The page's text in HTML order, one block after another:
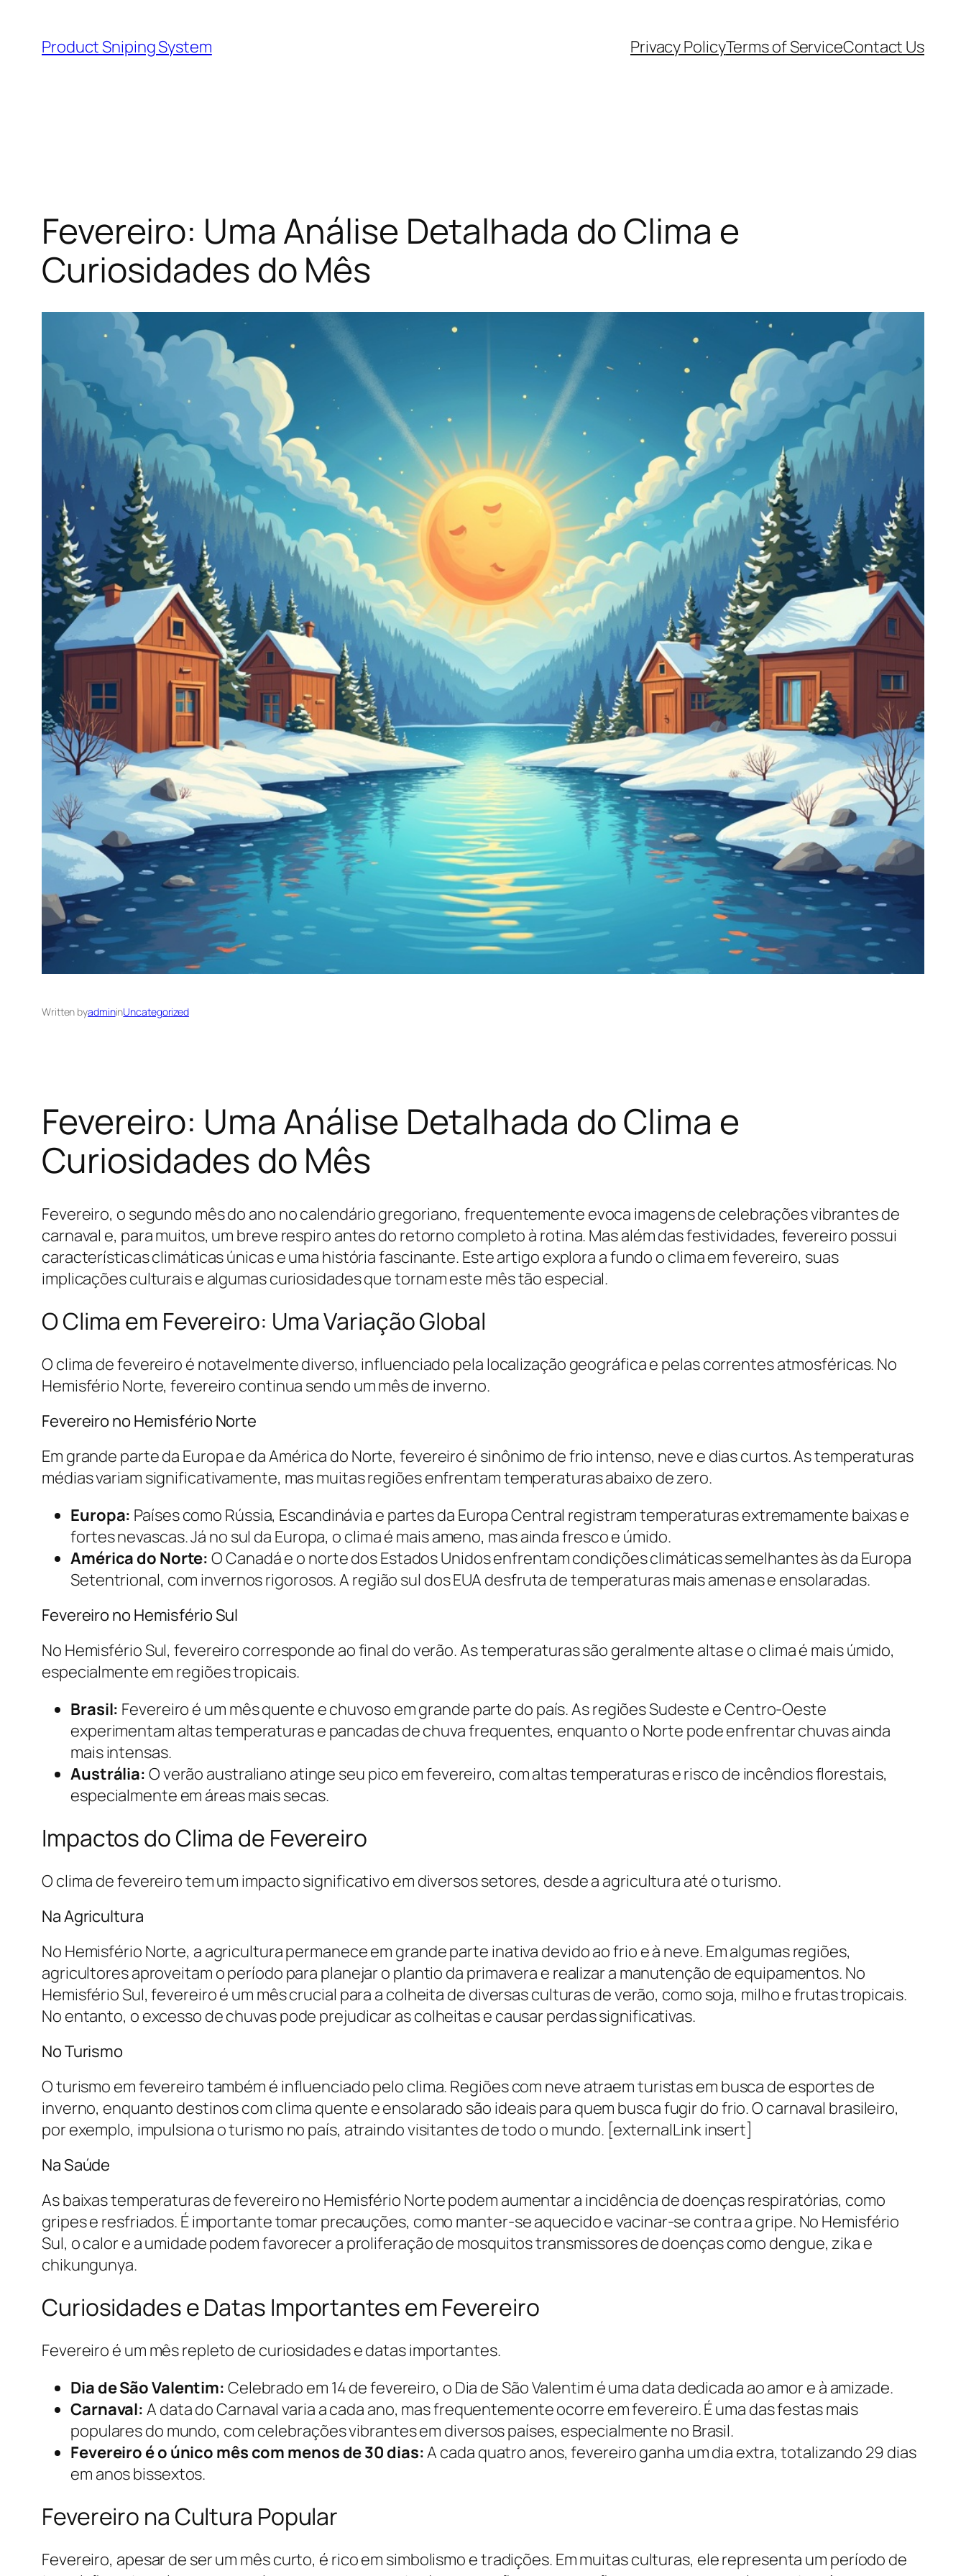
content
Product Sniping System Privacy PolicyTerms of ServiceContact Us
Fevereiro: Uma Análise Detalhada do Clima e
Curiosidades do Mês
Written byadmininUncategorized
Fevereiro: Uma Análise Detalhada do Clima e
Curiosidades do Mês
Fevereiro, o segundo mês do ano no calendário gregoriano, frequentemente evoca imagens de celebrações vibrantes de
carnaval e, para muitos, um breve respiro antes do retorno completo à rotina. Mas além das festividades, fevereiro possui
características climáticas únicas e uma história fascinante. Este artigo explora a fundo o clima em fevereiro, suas
implicações culturais e algumas curiosidades que tornam este mês tão especial.
O Clima em Fevereiro: Uma Variação Global
O clima de fevereiro é notavelmente diverso, influenciado pela localização geográfica e pelas correntes atmosféricas. No
Hemisfério Norte, fevereiro continua sendo um mês de inverno.
Fevereiro no Hemisfério Norte
Em grande parte da Europa e da América do Norte, fevereiro é sinônimo de frio intenso, neve e dias curtos. As temperaturas
médias variam significativamente, mas muitas regiões enfrentam temperaturas abaixo de zero.
Europa: Países como Rússia, Escandinávia e partes da Europa Central registram temperaturas extremamente baixas e
fortes nevascas. Já no sul da Europa, o clima é mais ameno, mas ainda fresco e úmido.
América do Norte: O Canadá e o norte dos Estados Unidos enfrentam condições climáticas semelhantes às da Europa
Setentrional, com invernos rigorosos. A região sul dos EUA desfruta de temperaturas mais amenas e ensolaradas.
Fevereiro no Hemisfério Sul
No Hemisfério Sul, fevereiro corresponde ao final do verão. As temperaturas são geralmente altas e o clima é mais úmido,
especialmente em regiões tropicais.
Brasil: Fevereiro é um mês quente e chuvoso em grande parte do país. As regiões Sudeste e Centro-Oeste
experimentam altas temperaturas e pancadas de chuva frequentes, enquanto o Norte pode enfrentar chuvas ainda
mais intensas.
Austrália: O verão australiano atinge seu pico em fevereiro, com altas temperaturas e risco de incêndios florestais,
especialmente em áreas mais secas.
Impactos do Clima de Fevereiro
O clima de fevereiro tem um impacto significativo em diversos setores, desde a agricultura até o turismo.
Na Agricultura
No Hemisfério Norte, a agricultura permanece em grande parte inativa devido ao frio e à neve. Em algumas regiões,
agricultores aproveitam o período para planejar o plantio da primavera e realizar a manutenção de equipamentos. No
Hemisfério Sul, fevereiro é um mês crucial para a colheita de diversas culturas de verão, como soja, milho e frutas tropicais.
No entanto, o excesso de chuvas pode prejudicar as colheitas e causar perdas significativas.
No Turismo
O turismo em fevereiro também é influenciado pelo clima. Regiões com neve atraem turistas em busca de esportes de
inverno, enquanto destinos com clima quente e ensolarado são ideais para quem busca fugir do frio. O carnaval brasileiro,
por exemplo, impulsiona o turismo no país, atraindo visitantes de todo o mundo. [externalLink insert]
Na Saúde
As baixas temperaturas de fevereiro no Hemisfério Norte podem aumentar a incidência de doenças respiratórias, como
gripes e resfriados. É importante tomar precauções, como manter-se aquecido e vacinar-se contra a gripe. No Hemisfério
Sul, o calor e a umidade podem favorecer a proliferação de mosquitos transmissores de doenças como dengue, zika e
chikungunya.
Curiosidades e Datas Importantes em Fevereiro
Fevereiro é um mês repleto de curiosidades e datas importantes.
Dia de São Valentim: Celebrado em 14 de fevereiro, o Dia de São Valentim é uma data dedicada ao amor e à amizade.
Carnaval: A data do Carnaval varia a cada ano, mas frequentemente ocorre em fevereiro. É uma das festas mais
populares do mundo, com celebrações vibrantes em diversos países, especialmente no Brasil.
Fevereiro é o único mês com menos de 30 dias:A cada quatro anos, fevereiro ganha um dia extra, totalizando 29 dias
em anos bissextos.
Fevereiro na Cultura Popular
Fevereiro, apesar de ser um mês curto, é rico em simbolismo e tradições. Em muitas culturas, ele representa um período de